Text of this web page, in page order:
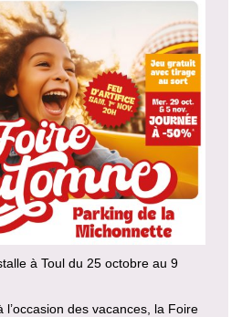
à Toul du 25 octobre au 9
des vacances, la Foire